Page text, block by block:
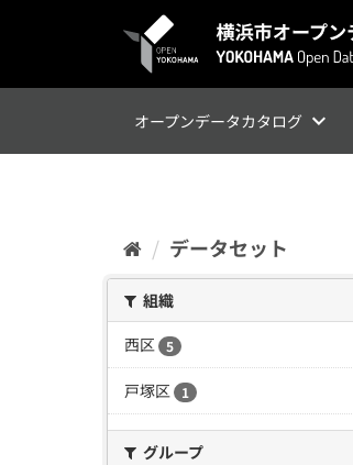
オープンデータカタログ
データセット
組織
西区 5
戸塚区 1
グループ